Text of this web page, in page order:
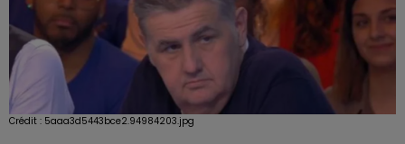
Crédit : 5aaa3d5443bce2.94984203.jpg